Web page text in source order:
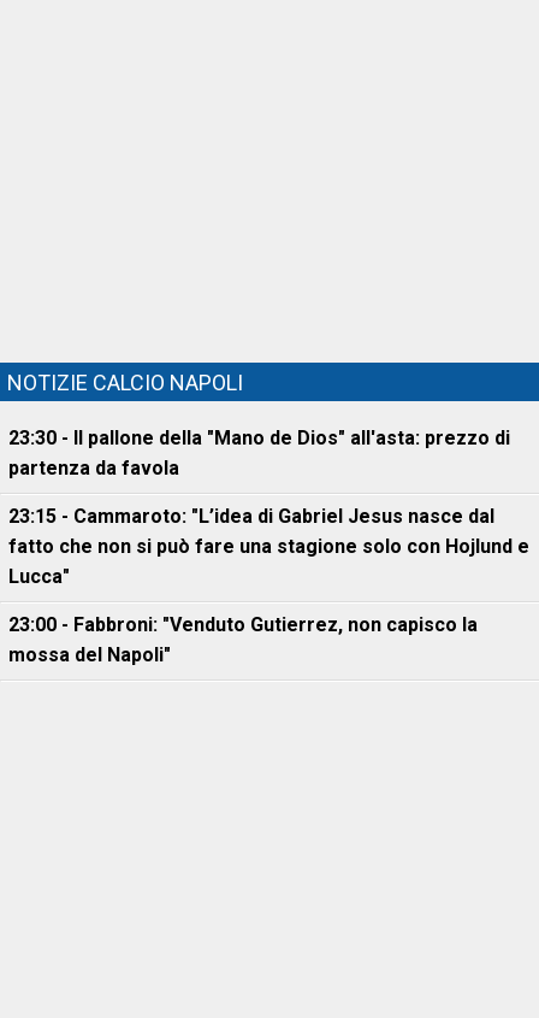
NOTIZIE CALCIO NAPOLI
23:30 - Il pallone della "Mano de Dios" all'asta: prezzo di
partenza da favola
23:15 - Cammaroto: "L’idea di Gabriel Jesus nasce dal
fatto che non si può fare una stagione solo con Hojlund e
Lucca"
23:00 - Fabbroni: "Venduto Gutierrez, non capisco la
mossa del Napoli"